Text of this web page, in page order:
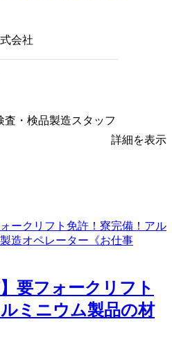
会社
査・検品製造スタッフ
詳細を表示
要フォークリフト
ミニウム製品の材